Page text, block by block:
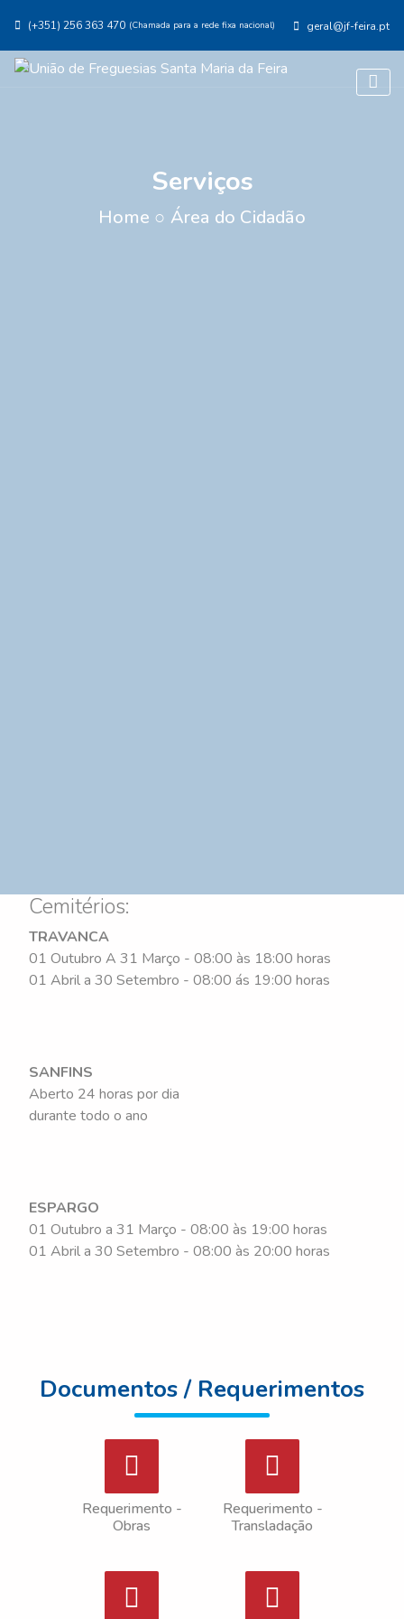
(+351) 256 363 470 (Chamada para a rede fixa nacional) geral@jf-feira.pt
Serviços
Home ○ Área do Cidadão
Cemitérios:
TRAVANCA
01 Outubro A 31 Março - 08:00 às 18:00 horas
01 Abril a 30 Setembro - 08:00 ás 19:00 horas
SANFINS
Aberto 24 horas por dia
durante todo o ano
ESPARGO
01 Outubro a 31 Março - 08:00 às 19:00 horas
01 Abril a 30 Setembro - 08:00 às 20:00 horas
Documentos / Requerimentos
Requerimento -
Obras
Requerimento -
Transladação